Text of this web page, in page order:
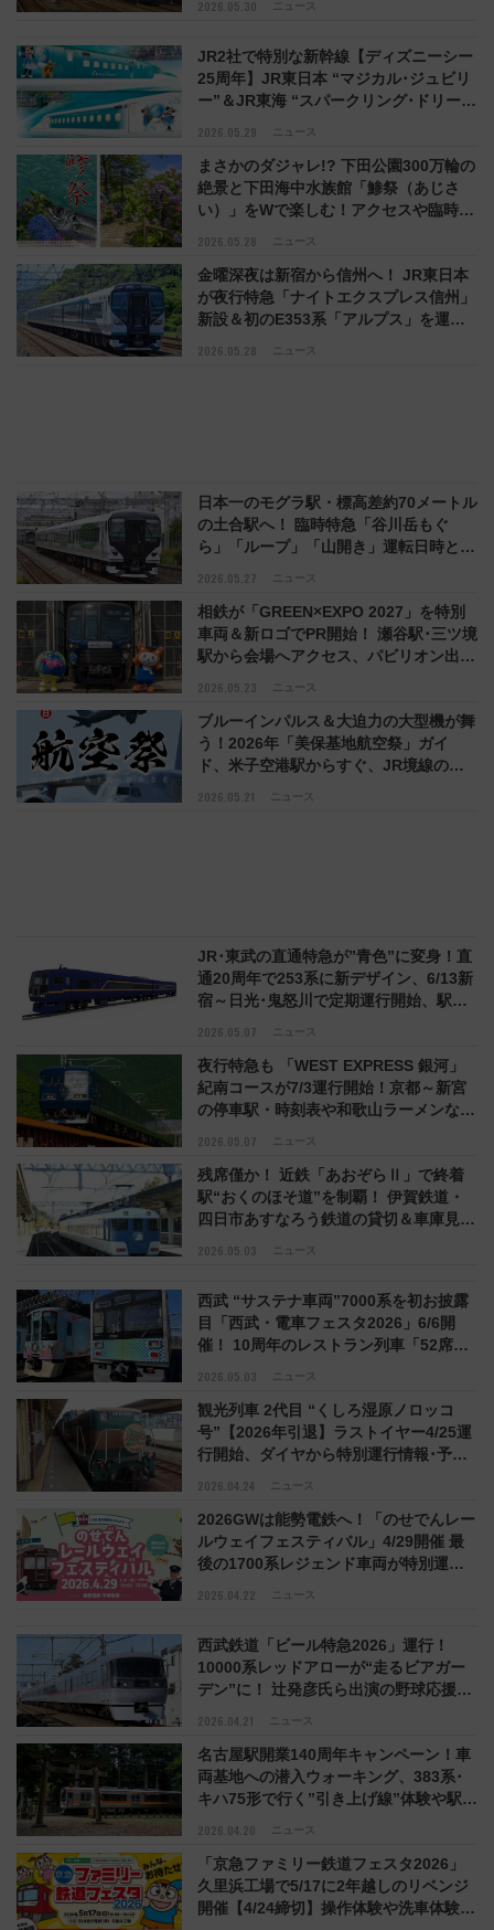
2026.05.30 ニュース
2026.05.29 ニュース
JR2社で特別な新幹線【ディズニーシー
25周年】JR東日本 “マジカル･ジュビリ
ー”＆JR東海 “スパークリング･ドリー
2026.05.28 ニュース
まさかのダジャレ!? 下田公園300万輪の
絶景と下田海中水族館「鯵祭（あじさ
い）」をWで楽しむ！アクセスや臨時特
2026.05.28 ニュース
金曜深夜は新宿から信州へ！ JR東日本
が夜行特急「ナイトエクスプレス信州」
新設＆初のE353系「アルプス」を運行
2026.05.27 ニュース
日本一のモグラ駅・標高差約70メートル
の土合駅へ！ 臨時特急「谷川岳もぐ
ら」「ループ」「山開き」運転日時と運
2026.05.23 ニュース
相鉄が「GREEN×EXPO 2027」を特別
車両＆新ロゴでPR開始！ 瀬谷駅･三ツ境
駅から会場へアクセス、パビリオン出展
2026.05.21 ニュース
ブルーインパルス＆大迫力の大型機が舞
う！2026年「美保基地航空祭」ガイ
ド、米子空港駅からすぐ、JR境線の特
2026.05.07 ニュース
JR･東武の直通特急が”青色”に変身！直
通20周年で253系に新デザイン、6/13新
宿～日光･鬼怒川で定期運行開始、駅で
2026.05.07 ニュース
夜行特急も 「WEST EXPRESS 銀河」
紀南コースが7/3運行開始！京都～新宮
の停車駅・時刻表や和歌山ラーメンなど
2026.05.03 ニュース
残席僅か！ 近鉄「あおぞらⅡ」で終着
駅“おくのほそ道”を制覇！ 伊賀鉄道・
四日市あすなろう鉄道の貸切＆車庫見学
2026.05.03 ニュース
西武 “サステナ車両”7000系を初お披露
目「西武・電車フェスタ2026」6/6開
催！ 10周年のレストラン列車「52席の
2026.04.24 ニュース
観光列車 2代目 “くしろ湿原ノロッコ
号”【2026年引退】ラストイヤー4/25運
行開始、ダイヤから特別運行情報･予約
2026.04.22 ニュース
2026GWは能勢電鉄へ！「のせでんレー
ルウェイフェスティバル」4/29開催 最
後の1700系レジェンド車両が特別運行
2026.04.21 ニュース
西武鉄道「ビール特急2026」運行！
10000系レッドアローが“走るビアガー
デン”に！ 辻発彦氏ら出演の野球応援列
2026.04.20 ニュース
名古屋駅開業140周年キャンペーン！車
両基地への潜入ウォーキング、383系･
キハ75形で行く”引き上げ線”体験や駅弁
「京急ファミリー鉄道フェスタ2026」
久里浜工場で5/17に2年越しのリベンジ
開催【4/24締切】操作体験や洗車体験、